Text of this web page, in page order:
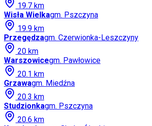
19.7 km
Wisła Wielkagm. Pszczyna
19.9 km
Przegędzagm. Czerwionka-Leszczyny
20 km
Warszowicegm. Pawłowice
20.1 km
Grzawagm. Miedźna
20.3 km
Studzionkagm. Pszczyna
20.6 km